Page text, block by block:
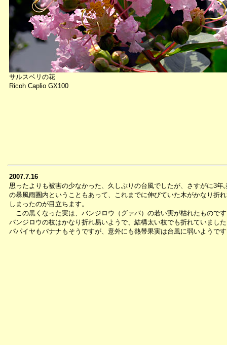
サルスベリの花
Ricoh Caplio GX100
2007.7.16
思ったよりも被害の少なかった、久しぶりの台風でしたが、さすがに3年
の暴風雨圏内ということもあって、これまでに伸びていた木がかなり折
しまったのが目立ちます。
この黒くなった実は、バンジロウ（グァバ）の若い実が枯れたもので
バンジロウの枝はかなり折れ易いようで、結構太い枝でも折れていまし
パパイヤもバナナもそうですが、意外にも熱帯果実は台風に弱いようで